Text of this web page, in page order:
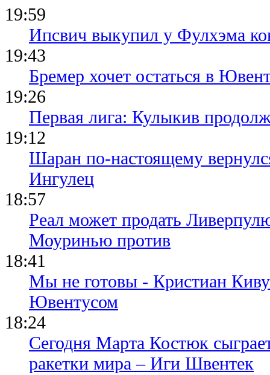
19:59
Ипсвич выкупил у Фулхэма
19:43
Бремер хочет остаться в
19:26
Первая лига: Кулыкив
19:12
Шаран по-настоящему
Ингулец
18:57
Реал может продать
Моуринью против
18:41
Мы не готовы - Кристиан
Ювентусом
18:24
Сегодня Марта Костюк
ракетки мира – Иги Швентек